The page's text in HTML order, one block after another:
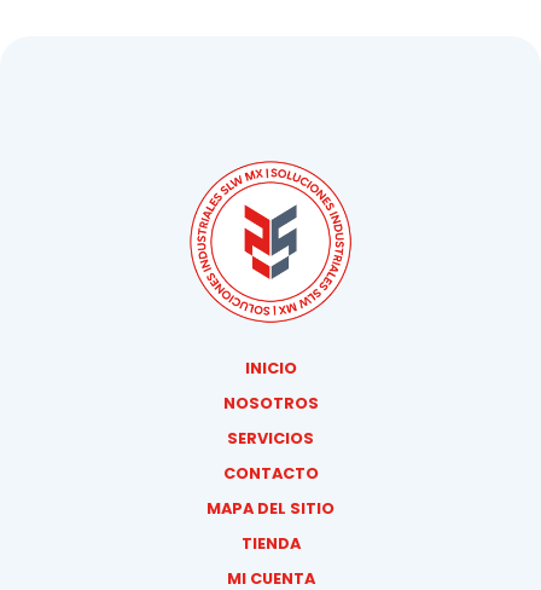
INICIO
NOSOTROS
SERVICIOS
CONTACTO
MAPA DEL SITIO
TIENDA
MI CUENTA